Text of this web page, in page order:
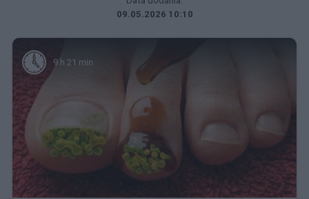
09.05.2026 10:10
9 h 21 min